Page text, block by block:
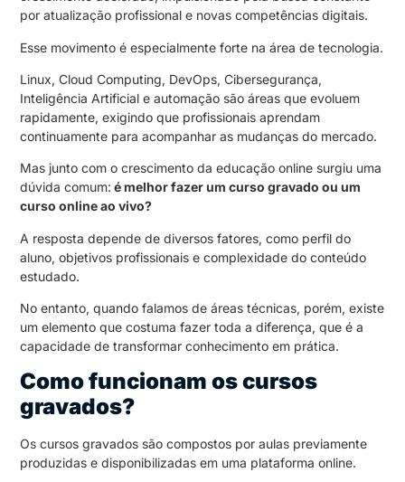
por atualização profissional e novas competências digitais.
Esse movimento é especialmente forte na área de tecnologia.
Linux, Cloud Computing, DevOps, Cibersegurança,
Inteligência Artificial e automação são áreas que evoluem
rapidamente, exigindo que profissionais aprendam
continuamente para acompanhar as mudanças do mercado.
Mas junto com o crescimento da educação online surgiu uma
dúvida comum: é melhor fazer um curso gravado ou um
curso online ao vivo?
A resposta depende de diversos fatores, como perfil do
aluno, objetivos profissionais e complexidade do conteúdo
estudado.
No entanto, quando falamos de áreas técnicas, porém, existe
um elemento que costuma fazer toda a diferença, que é a
capacidade de transformar conhecimento em prática.
Como funcionam os cursos
gravados?
Os cursos gravados são compostos por aulas previamente
produzidas e disponibilizadas em uma plataforma online.